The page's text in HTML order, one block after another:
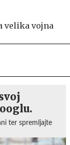
velika vojna
ter spremljajte